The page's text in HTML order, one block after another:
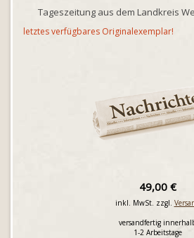
Tageszeitung aus dem Landkreis
letztes verfügbares Originalexemplar!
49,00 €
inkl. MwSt. zzgl.
versandfertig
1-2 Arbeitstage